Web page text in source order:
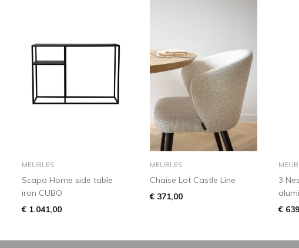
dans le panier
MEUBLES
Scapa Home side table
iron CUBO
€ 1.041,00
dans le panier
MEUBLES
Chaise Lot Castle Line
€ 371,00
3
€